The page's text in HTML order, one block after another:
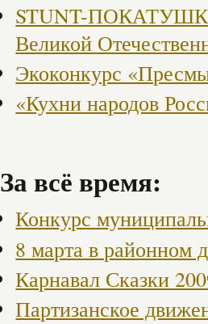
STUNT-
Великой
Экоконкурс
«Кухни народов
За всё время:
Конкурс
8 марта в районном
Карнавал Сказки
Партизанское